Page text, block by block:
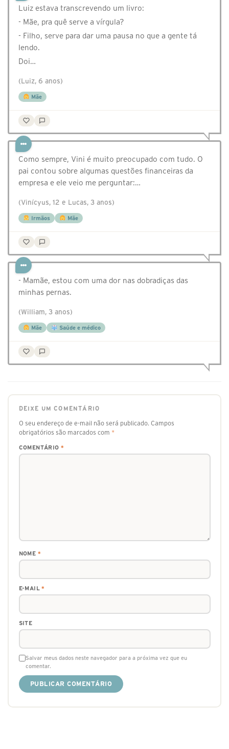
Luiz estava transcrevendo um livro:
- Mãe, pra quê serve a vírgula?
- Filho, serve para dar uma pausa no que a gente tá
lendo.
Doi…
(Luiz, 6 anos)
Mãe
Como sempre, Vini é muito preocupado com tudo. O
pai contou sobre algumas questões financeiras da
empresa e ele veio me perguntar:…
(Vinícyus, 12 e Lucas, 3 anos)
Irmãos Mãe
- Mamãe, estou com uma dor nas dobradiças das
minhas pernas.
(William, 3 anos)
Mãe Saúde e médico
DEIXE UM COMENTÁRIO
O seu endereço de e-mail não será publicado. Campos
obrigatórios são marcados com *
COMENTÁRIO *
NOME *
E-MAIL*
SITE
Salvar meus dados neste navegador para a próxima vez que eu
comentar.